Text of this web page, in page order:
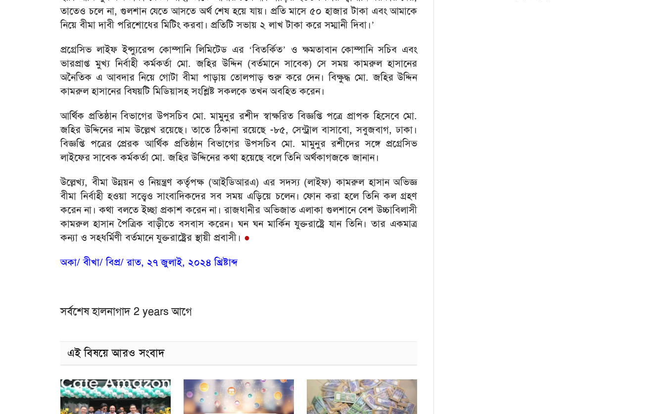
তাতেও চলে না, গুলশান যেতে আসতে অর্থ শেষ হয়ে যায়। প্রতি মাসে ৫০ হাজার টাকা এবং আমাকে
নিয়ে বীমা দাবী পরিশোধের মিটিং করবা। প্রতিটি সভায় ২ লাখ টাকা করে সম্মানী দিবা।’
প্রগ্রেসিভ লাইফ ইন্স্যুরেন্স কোম্পানি লিমিটেড এর ‘বিতর্কিত’ ও ক্ষমতাবানকোম্পানি সচিব এবং
ভারপ্রাপ্ত মুখ্য নির্বাহী কর্মকর্তা মো. জহির উদ্দিন (বর্তমানে সাবেক) সে সময় কামরুল হাসানের
অনৈতিক এ আবদার নিয়ে গোটা বীমা পাড়ায় তোলপাড় শুরু করে দেন। বিক্ষুদ্ধ মো. জহির উদ্দিন
কামরুল হাসানের বিষয়টি মিডিয়াসহ সংশ্লিষ্ট সকলকে তখন অবহিত করেন।
আর্থিক প্রতিষ্ঠান বিভাগের উপসচিব মো. মামুনুর রশীদ স্বাক্ষরিত বিজ্ঞপ্তি পত্রে প্রাপক হিসেবে মো.
জহির উদ্দিনের নাম উল্লেখ রয়েছে। তাতে ঠিকানা রয়েছে -৮৫, সেন্ট্রাল বাসাবো, সবুজবাগ, ঢাকা।
বিজ্ঞপ্তি পত্রের প্রেরক আর্থিক প্রতিষ্ঠান বিভাগের উপসচিব মো. মামুনুর রশীদের সঙ্গে প্রগ্রেসিভ
লাইফের সাবেক কর্মকর্তা মো. জহির উদ্দিনের কথা হয়েছে বলে তিনি অর্থকাগজকে জানান।
উল্লেখ্য, বীমা উন্নয়ন ও নিয়ন্ত্রণ কর্তৃপক্ষ (আইডিআরএ) এর সদস্য (লাইফ) কামরুল হাসান অভিজ্ঞ
বীমা নির্বাহী হওয়া সত্ত্বেও সাংবাদিকদের সব সময় এড়িয়ে চলেন। ফোন করা হলে তিনি কল গ্রহণ
করেন না। কথা বলতে ইচ্ছা প্রকাশ করেন না। রাজধানীর অভিজাত এলাকা গুলশানে বেশ উচ্চাবিলাসী
কামরুল হাসান পৈত্রিক বাড়ীতে বসবাস করেন। ঘন ঘন মার্কিন যুক্তরাষ্ট্রে যান তিনি। তার একমাত্র
কন্যা ও সহধর্মিণী বর্তমানে যুক্তরাষ্ট্রের স্থায়ী প্রবাসী। ●
অকা/ বীখা/ বিপ্র/ রাত, ২৭ জুলাই, ২০২৪ খ্রিষ্টাব্দ
সর্বশেষ হালনাগাদ 2 years আগে
এই বিষয়ে আরও সংবাদ